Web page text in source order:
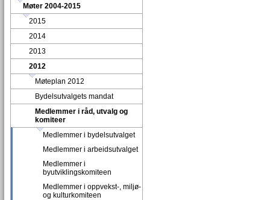
Møter 2004-2015
2015
2014
2013
2012
Møteplan 2012
Bydelsutvalgets mandat
Medlemmer i råd, utvalg og
komiteer
Medlemmer i bydelsutvalget
Medlemmer i arbeidsutvalget
Medlemmer i
byutviklingskomiteen
Medlemmer i oppvekst-, miljø-
og kulturkomiteen